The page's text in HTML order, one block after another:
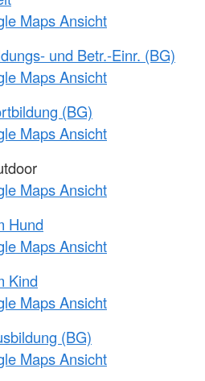
Maps Ansicht
und Betr.-Einr. (BG)
Maps Ansicht
(BG)
Maps Ansicht
Maps Ansicht
Hund
Maps Ansicht
Kind
Maps Ansicht
(BG)
Maps Ansicht